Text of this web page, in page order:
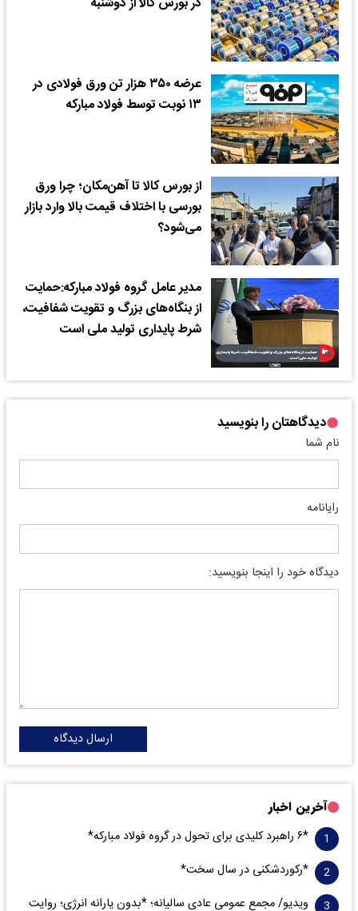
عرضه ۳۵۰ هزار تن ورق فولادی در
۱۳ نوبت توسط فولاد مبارکه
از بورس کالا تا آهن‌مکان؛ چرا ورق
بورسی با اختلاف قیمت بالا وارد بازار
می‌شود؟
مدیر عامل گروه فولاد مبارکه:حمایت
از بنگاه‌های بزرگ و تقویت شفافیت،
شرط پایداری تولید ملی است
دیدگاهتان را بنویسید
نام شما
رایانامه
دیدگاه خود را اینجا بنویسید:
ارسال دیدگاه
آخرین اخبار
*۶ راهبرد کلیدی برای تحول در گروه فولاد مبارکه*
*رکوردشکنی در سال سخت*
ویدیو/ مجمع عمومی عادی سالیانه؛ *بدون یارانه انرژی؛ روایت